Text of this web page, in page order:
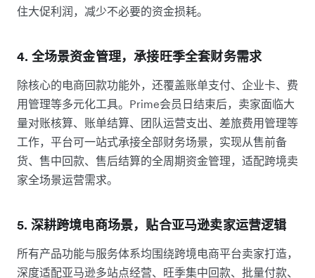
住大促利润，减少不必要的资金损耗。
4. 全场景资金管理，承接旺季全套财务需求
除核心的电商回款功能外，还覆盖账单支付、企业卡、费
用管理等多元化工具。Prime会员日结束后，卖家面临大
量对账核算、账单结算、团队运营支出、差旅费用管理等
工作，平台可一站式承接全部财务场景，实现从售前备
货、售中回款、售后结算的全周期资金管理，适配跨境卖
家全场景运营需求。
5. 深耕跨境电商场景，贴合亚马逊卖家运营逻辑
所有产品功能与服务体系均围绕跨境电商平台卖家打造，
深度适配亚马逊多站点经营、旺季集中回款、批量付款、